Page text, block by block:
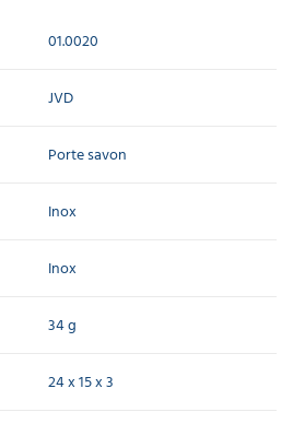
01.0020
JVD
Porte savon
Inox
Inox
34 g
24 x 15 x 3